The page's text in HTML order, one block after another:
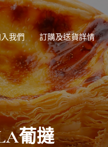
我們 訂購及送貨詳情
葡撻